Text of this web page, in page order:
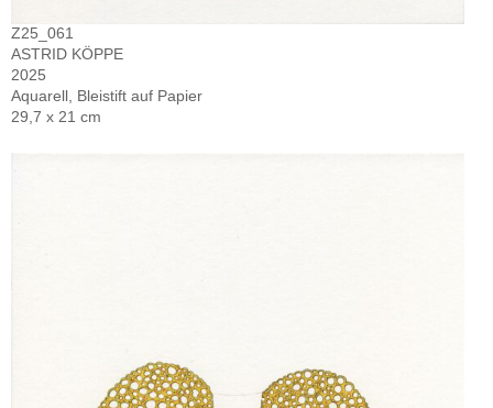
Z25_061
ASTRID KÖPPE
2025
Aquarell, Bleistift auf Papier
29,7 x 21 cm